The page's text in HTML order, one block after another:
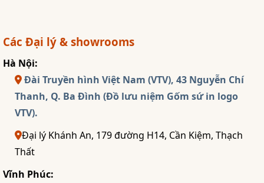
Các Đại lý & showrooms
Hà Nội:
Đài Truyền hình Việt Nam (VTV), 43 Nguyễn Chí
Thanh, Q. Ba Đình (Đồ lưu niệm Gốm sứ in logo
VTV).
Đại lý Khánh An, 179 đường H14, Cần Kiệm, Thạch
Thất
Vĩnh Phúc: